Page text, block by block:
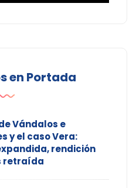
en Portada
Vándalos e
y el caso Vera:
rendición
retraída